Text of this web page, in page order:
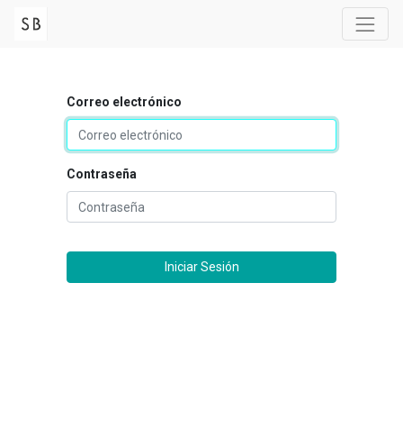
Correo electrónico
Contraseña
Iniciar Sesión